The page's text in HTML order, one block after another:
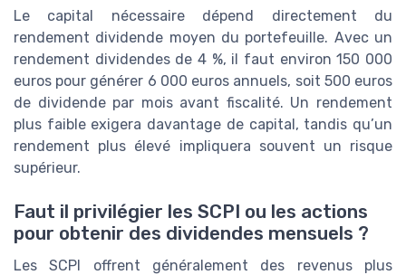
Le capital nécessaire dépend directement du
rendement dividende moyen du portefeuille. Avec un
rendement dividendes de 4 %, il faut environ 150 000
euros pour générer 6 000 euros annuels, soit 500 euros
de dividende par mois avant fiscalité. Un rendement
plus faible exigera davantage de capital, tandis qu’un
rendement plus élevé impliquera souvent un risque
supérieur.
Faut il privilégier les SCPI ou les actions
pour obtenir des dividendes mensuels ?
Les SCPI offrent généralement des revenus plus